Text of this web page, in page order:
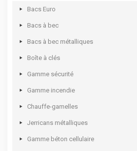
Valises à outils
Mallettes plastique à casiers
Casiers à tiroirs
Mallettes à casiers
Coffrets multi usages
Coffrets pour électro portatif
Etablis mobiles
Coffres d’atelier
Dessertes d’atelier
Options de servantes et établis mobiles
Meubles établis
Etablis fermés
Armoires à rideau
Panneaux perforés
Kits établis
Options d’établis
ISIBLOC
Armoires d’atelier
Armoires d’entretien
Armoires de bureau
Vestiaires monobloc
Armoires pour bacs à bec
Supports pour bacs à bec
Bacs Euro
Bacs à bec
Bacs à bec métalliques
Boîte à clés
Gamme sécurité
Gamme incendie
Chauffe-gamelles
Jerricans métalliques
Gamme béton cellulaire